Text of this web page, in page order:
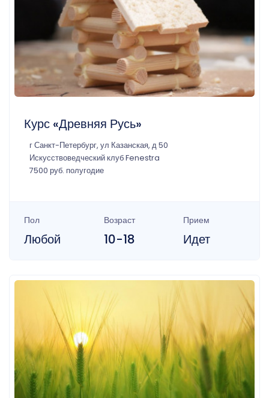
Курс «Древняя Русь»
г Санкт-Петербург, ул Казанская, д 50
Искусствоведческий клуб Fenestra
7500 руб. полугодие
Пол
Любой
Возраст
10-18
Прием
Идет